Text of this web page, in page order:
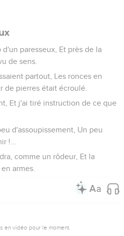
paresseux, Et près de la
de sens.
partout, Les ronces en
de pierres était écroulé.
Et j'ai tiré instruction de ce que
d'assoupissement, Un peu
!...
comme un rôdeur, Et la
armes.
en vidéo pour le moment.